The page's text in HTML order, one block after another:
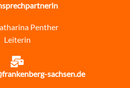
Penther
Leiterin
sachsen.de